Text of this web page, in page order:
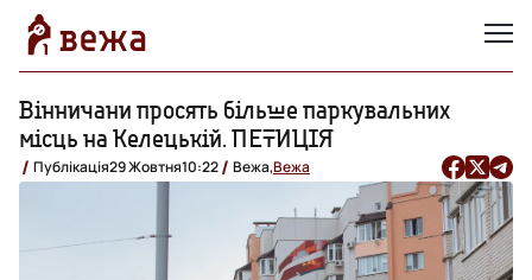
Вінничани просять більше паркувальних
місць на Келецькій. ПЕТИЦІЯ
Публікація29 Жовтня10:22 Вежа,Вежа